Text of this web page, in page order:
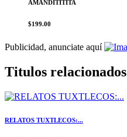
AMANDITITITA
$199.00
Publicidad, anunciate aquí
Titulos relacionados
RELATOS TUXTLECOS:...